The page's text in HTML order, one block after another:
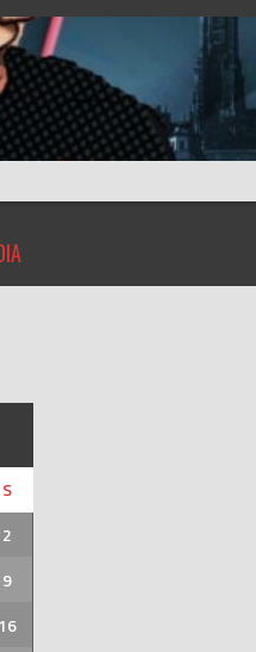
S
2
9
16